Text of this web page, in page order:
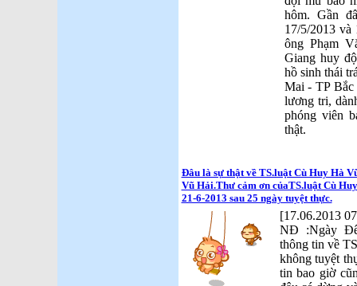
hôm. Gần
17/5/2013 và
ông Phạm
Giang huy
hồ sinh thái
Mai - TP
lương tri,
phóng viên
thật.
Đâu là sự thật về TS.luật Cù Huy Hà
Vũ Hải.Thư cảm ơn củaTS.luật Cù
21-6-2013 sau 25 ngày tuyệt thực.
[17.06.2013
NĐ :Ngày
thông tin về
không tuyệt
tin bao giờ